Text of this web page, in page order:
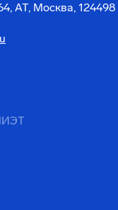
АТ, Москва, 124498